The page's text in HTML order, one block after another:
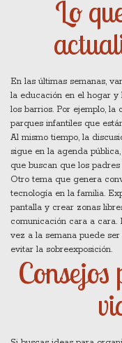
Lo
En las últimas semanas,
la educación en el hogar y
los barrios. Por ejemplo, la
parques infantiles que
Al mismo tiempo, la
sigue en la agenda
que buscan que los
Otro tema que genera
tecnología en la familia.
pantalla y crear zonas
comunicación cara a cara.
vez a la semana puede
evitar la sobreexposición.